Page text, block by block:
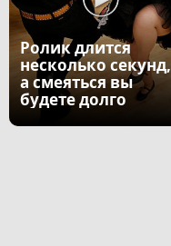
Ролик длится
несколько секунд,
а смеяться вы
будете долго